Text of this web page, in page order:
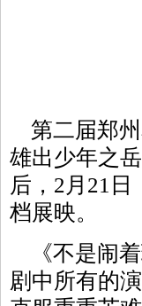
第二届郑州
雄出少年之
后，2月21
档展映。
《不是闹着
剧中所有的